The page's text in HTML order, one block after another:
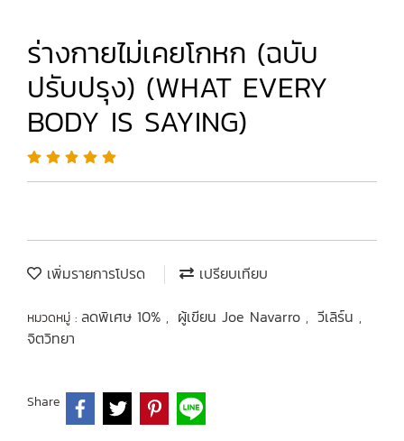
ร่างกายไม่เคยโกหก (ฉบับ
ปรับปรุง) (WHAT EVERY
BODY IS SAYING)
เพิ่มรายการโปรด เปรียบเทียบ
หมวดหมู่ : ลดพิเศษ 10% , ผู้เขียน Joe Navarro , วีเลิร์น ,
จิตวิทยา
Share